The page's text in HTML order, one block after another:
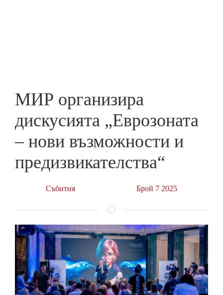
МИР организира
дискусията „Еврозоната
– нови възможности и
предизвикателства“
Събития Брой 7 2025